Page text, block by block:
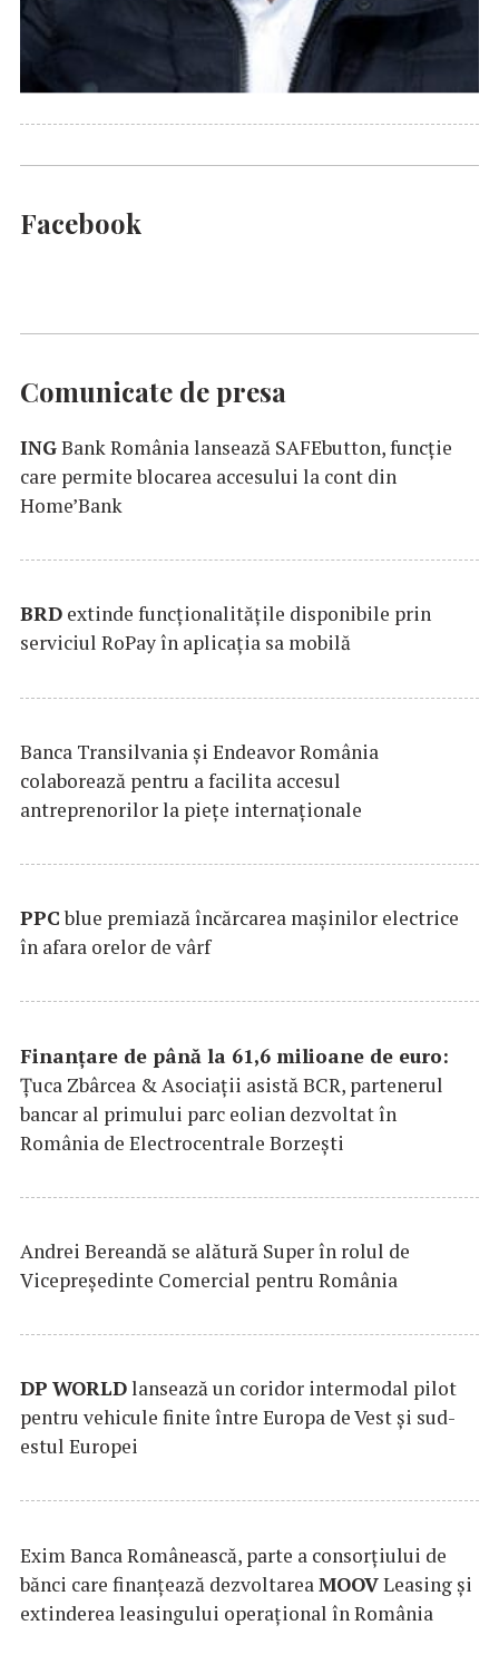
Facebook
Comunicate de presa
INGBank România lansează SAFEbutton, funcţie
care permite blocarea accesului la cont din
Home’Bank
BRD extinde funcţionalităţile disponibile prin
serviciul RoPay în aplicaţia sa mobilă
Banca Transilvania şi Endeavor România
colaborează pentru a facilita accesul
antreprenorilor la pieţe internaţionale
PPCblue premiază încărcarea maşinilor electrice
în afara orelor de vârf
Finanțare de până la 61,6 milioane de euro:
Țuca Zbârcea & Asociații asistă BCR, partenerul
bancar al primului parc eolian dezvoltat în
România de Electrocentrale Borzești
Andrei Bereandă se alătură Super în rolul de
Vicepreședinte Comercial pentru România
DP WORLDlansează un coridor intermodal pilot
pentru vehicule finite între Europa de Vest și sud-
estul Europei
Exim Banca Românească, parte a consorțiului de
bănci care finanțează dezvoltareaMOOVLeasing și
extinderea leasingului operațional în România